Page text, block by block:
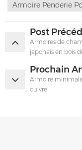
Armoire Penderie
Post
Armoires de
japonais en bois
Prochain
Armoire
cuivre